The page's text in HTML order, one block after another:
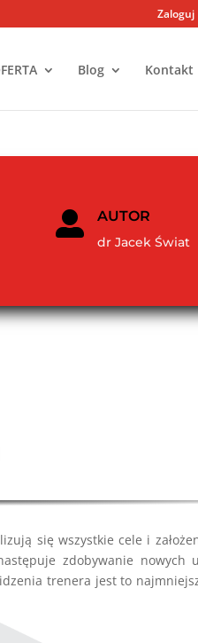
Zaloguj
Blog Kontakt
 AUTOR
dr Jacek Świat
się wszystkie cele i
zdobywanie nowych
trenera jest to